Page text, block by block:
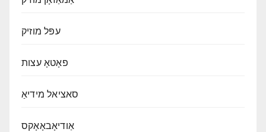
עפּל מוזיק
פאָטאָ עצות
סאציאל מידיאַ
אַודיאָבאָאָקס